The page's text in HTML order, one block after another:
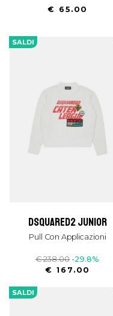
€ 65.00
SALDI
dsquared2 junior
Pull Con Applicazioni
€ 238.00 -29.8%
€ 167.00
SALDI